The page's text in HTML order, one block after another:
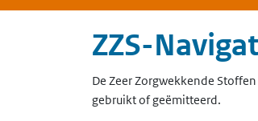
ZZS-
De Zeer Zorgwekkende
gebruikt of geëmitteerd.